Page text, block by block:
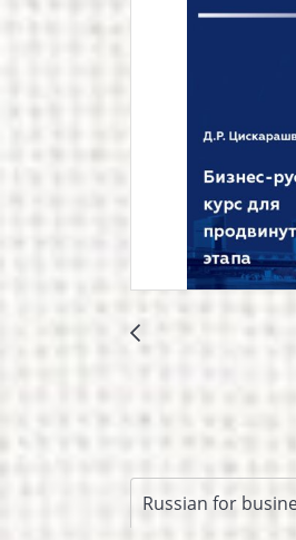
Russian for